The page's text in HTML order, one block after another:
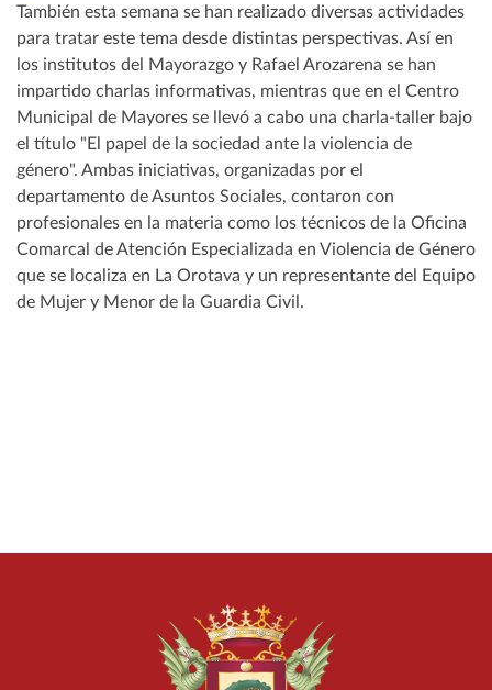
También esta semana se han realizado diversas actividades
para tratar este tema desde distintas perspectivas. Así en
los institutos del Mayorazgo y Rafael Arozarena se han
impartido charlas informativas, mientras que en el Centro
Municipal de Mayores se llevó a cabo una charla-taller bajo
el título "El papel de la sociedad ante la violencia de
género". Ambas iniciativas, organizadas por el
departamento de Asuntos Sociales, contaron con
profesionales en la materia como los técnicos de la Oficina
Comarcal de Atención Especializada en Violencia de Género
que se localiza en La Orotava y un representante del Equipo
de Mujer y Menor de la Guardia Civil.